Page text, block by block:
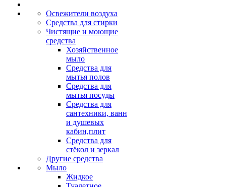
Освежители воздуха
Средства для стирки
Чистящие и моющие
средства
Хозяйственное
мыло
Средства для
мытья полов
Средства для
мытья посуды
Средства для
сантехники, ванн
и душевых
кабин,плит
Средства для
стёкол и зеркал
Другие средства
Мыло
Жидкое